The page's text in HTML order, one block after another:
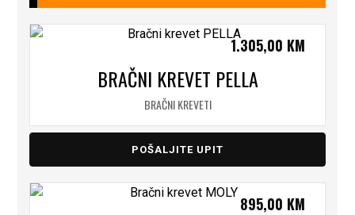
BRAČNI KREVET PELLA
BRAČNI KREVETI
1.305,00 KM
POŠALJITE UPIT
895,00 KM